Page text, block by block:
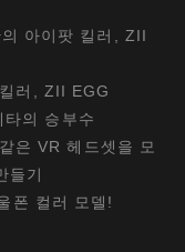
아이팟 킬러, ZII
러, ZII EGG
의 승부수
은 VR 헤드셋을 모
들기
폰 컬러 모델!